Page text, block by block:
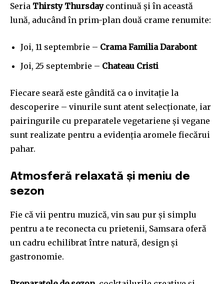
Join our community of
conversation.
To subscribe, simply enter your email address on our website
your privacy and won't spam your inbox. Your information is
safe with us.
I've read and accept the
32,111
Cititori
32,214
Cititori
11,243
Cititori
Seria Thirsty Thursdaycontinuă și în această
lună, aducând în prim-plan două crame renumite:
Joi, 11 septembrie – Crama Familia Darabont
Joi, 25 septembrie – Chateau Cristi
Fiecare seară este gândită ca o invitație la
descoperire – vinurile sunt atent selecționate, iar
pairingurile cu preparatele vegetariene și vegane
sunt realizate pentru a evidenția aromele fiecărui
pahar.
Atmosferă relaxată și meniu de
sezon
Fie că vii pentru muzică, vin sau pur și simplu
pentru a te reconecta cu prietenii, Samsara oferă
un cadru echilibrat între natură, design și
gastronomie.